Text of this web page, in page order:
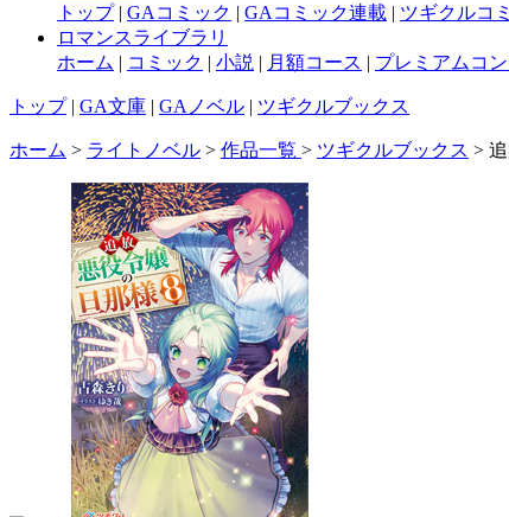
トップ| GAコミック | GAコミック連載 | ツギクルコ
ロマンスライブラリ
ホーム | コミック | 小説 | 月額コース | プレミアムコ
トップ| GA文庫 | GAノベル | ツギクルブックス
ホーム > ライトノベル > 作品一覧 > ツギクルブックス >